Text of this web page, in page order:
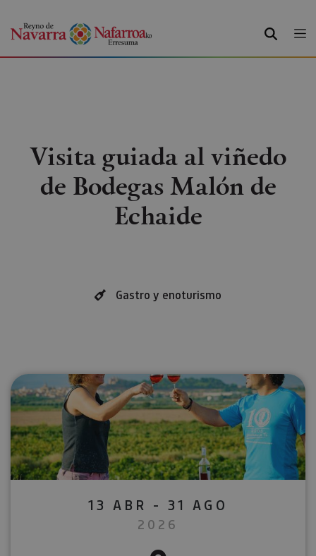
BUSCAR
Visita guiada al viñedo
de Bodegas Malón de
Echaide
Gastro y enoturismo
13 ABR - 31 AGO
2026